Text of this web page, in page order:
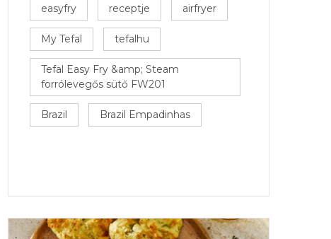
easyfry receptje airfryer
My Tefal tefalhu
Tefal Easy Fry &amp; Steam
forrólevegős sütő FW201
Brazil Brazil Empadinhas